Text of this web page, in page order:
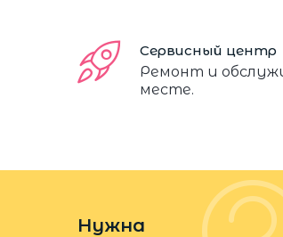
Сервисный центр
Ремонт и
месте.
Нужна